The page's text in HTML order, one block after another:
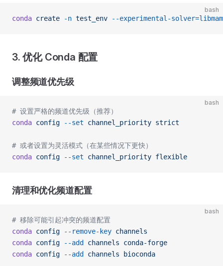
bash
conda create -n test_env --experimental-
3. 优化 Conda 配置
调整频道优先级
bash
# 设置严格的频道优先级（推荐）
conda config --set channel_priority strict
# 或者设置为灵活模式（在某些情况下更快）
conda config --set channel_priority flexible
清理和优化频道配置
bash
# 移除可能引起冲突的频道配置
conda config --remove-key channels
conda config --add channels conda-forge
conda config --add channels bioconda